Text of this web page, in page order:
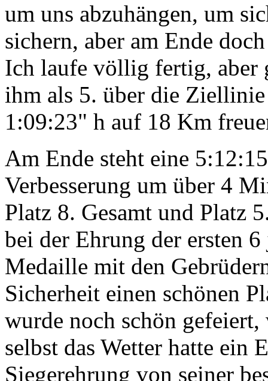
um uns abzuhängen, um
sichern, aber am Ende
Ich laufe völlig fertig, aber
ihm als 5. über die
1:09:23" h auf 18 Km
Am Ende steht eine
Verbesserung um über 4
Platz 8. Gesamt und Platz
bei der Ehrung der ersten
Medaille mit den
Sicherheit einen schönen
wurde noch schön
selbst das Wetter hatte ein
Siegerehrung von seiner